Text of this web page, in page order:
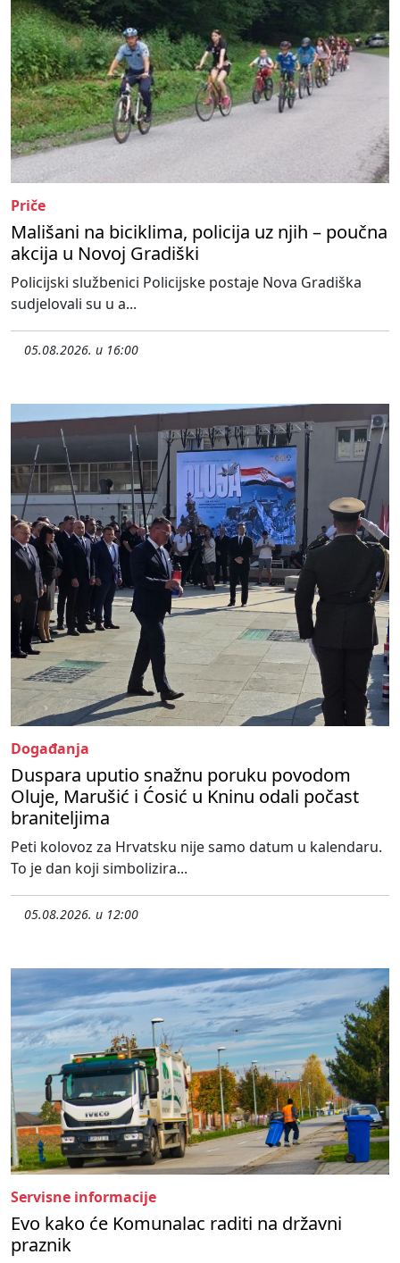
Priče
Mališani na biciklima, policija uz njih – poučna
akcija u Novoj Gradiški
Policijski službenici Policijske postaje Nova Gradiška
sudjelovali su u a...
05.08.2026. u 16:00
Događanja
Duspara uputio snažnu poruku povodom
Oluje, Marušić i Ćosić u Kninu odali počast
braniteljima
Peti kolovoz za Hrvatsku nije samo datum u kalendaru.
To je dan koji simbolizira...
05.08.2026. u 12:00
Servisne informacije
Evo kako će Komunalac raditi na državni
praznik